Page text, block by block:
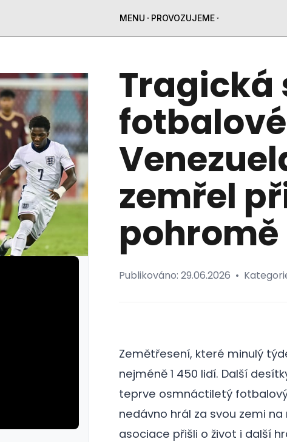
MENU PROVOZUJEME
Tragická
zemřel
pohromě
Publikováno: 29.06.2026 •
Zemětřesení, které minulý
nejméně 1 450 lidí. Další
teprve osmnáctiletý
nedávno hrál za svou zemi
asociace přišli o život i další